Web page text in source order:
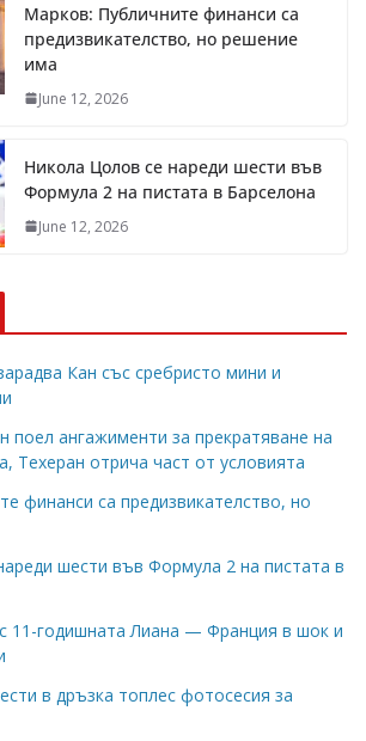
Марков: Публичните финанси са
предизвикателство, но решение
има
June 12, 2026
Никола Цолов се нареди шести във
Формула 2 на пистата в Барселона
June 12, 2026
Кан със сребристо мини и
ангажименти за прекратяване на
Техеран отрича част от условията
финанси са предизвикателство, но
шести във Формула 2 на пистата в
11-годишната Лиана — Франция в шок и
в дръзка топлес фотосесия за